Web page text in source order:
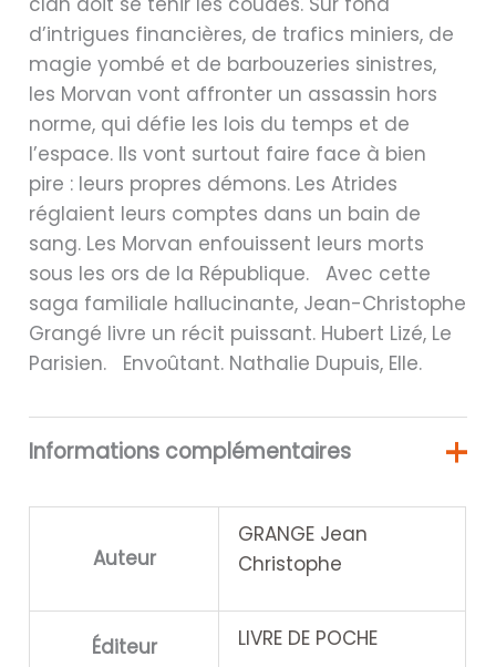
d’intrigues financières, de trafics miniers, de
magie yombé et de barbouzeries sinistres,
les Morvan vont affronter un assassin hors
norme, qui défie les lois du temps et de
l’espace. Ils vont surtout faire face à bien
pire : leurs propres démons. Les Atrides
réglaient leurs comptes dans un bain de
sang. Les Morvan enfouissent leurs morts
sous les ors de la République. Avec cette
saga familiale hallucinante, Jean-Christophe
Grangé livre un récit puissant. Hubert Lizé, Le
Parisien. Envoûtant. Nathalie Dupuis, Elle.
Informations complémentaires
Auteur
GRANGE Jean
Christophe
Éditeur LIVRE DE POCHE